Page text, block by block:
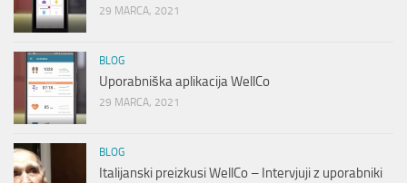
29 MARCA, 2021
BLOG
Uporabniška aplikacija WellCo
29 MARCA, 2021
BLOG
Italijanski preizkusi WellCo – Intervjuji z uporabniki